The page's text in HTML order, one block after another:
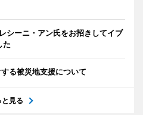
シーニ・アン氏をお招きしてイブ
た
る被災地支援について
と見る